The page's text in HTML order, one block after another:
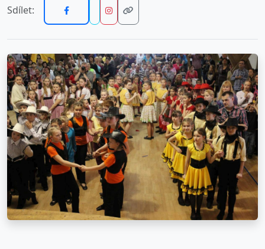
Sdílet: